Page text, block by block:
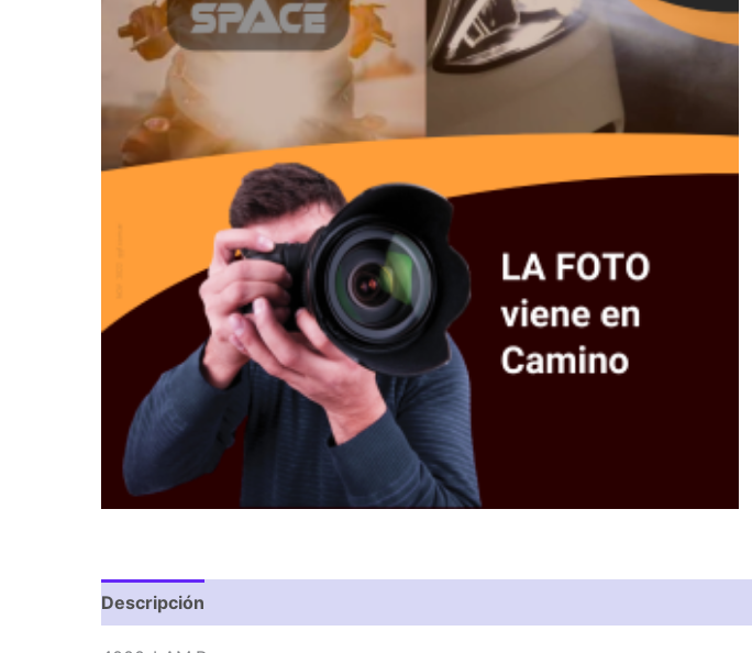
Descripción